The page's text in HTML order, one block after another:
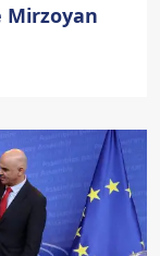
Mirzoyan